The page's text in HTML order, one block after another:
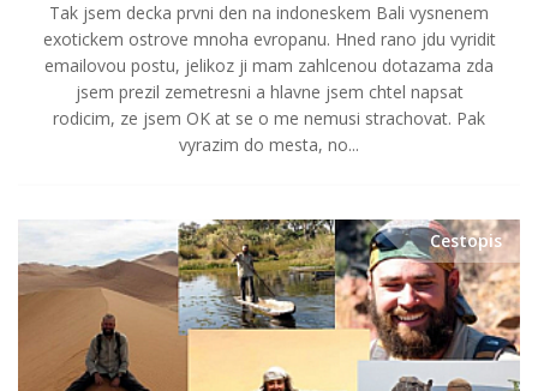
Tak jsem decka prvni den na indoneskem Bali vysnenem
exotickem ostrove mnoha evropanu. Hned rano jdu vyridit
emailovou postu, jelikoz ji mam zahlcenou dotazama zda
jsem prezil zemetresni a hlavne jsem chtel napsat
rodicim, ze jsem OK at se o me nemusi strachovat. Pak
vyrazim do mesta, no...
Cestopis